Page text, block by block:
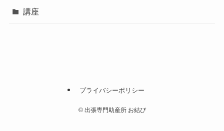
講座
プライバシーポリシー
©出張専門助産所 お結び